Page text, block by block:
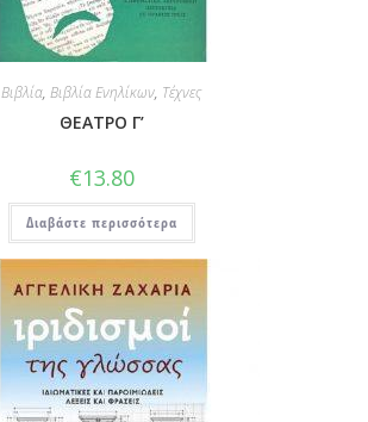
Βιβλία, Βιβλία Ενηλίκων, Τέχνες
ΘΕΑΤΡΟ Γ’
€13.80
Διαβάστε περισσότερα